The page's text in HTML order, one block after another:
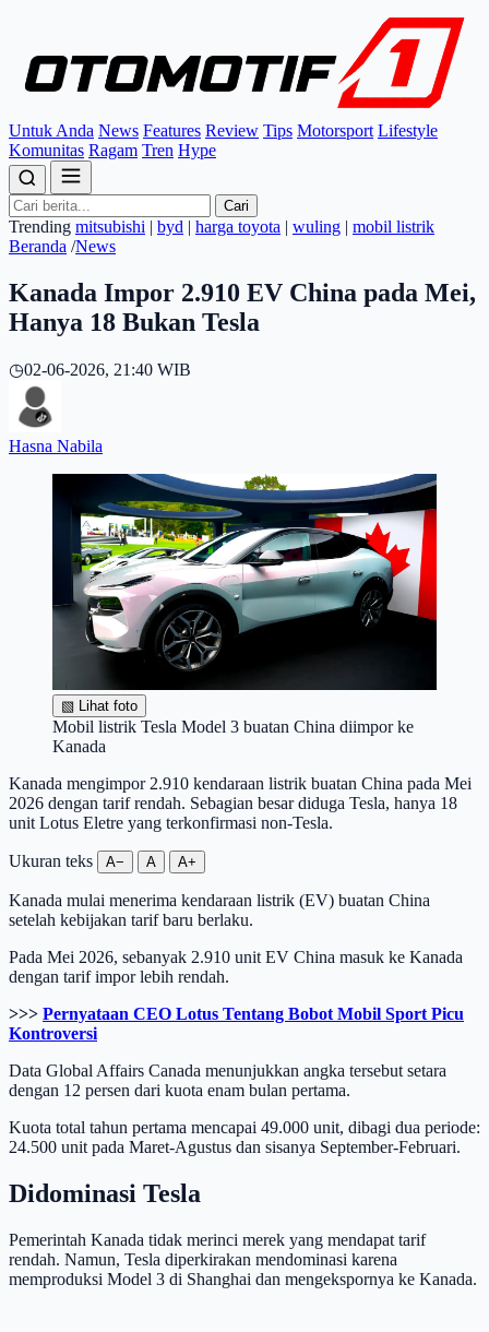
Untuk Anda News Features Review Tips Motorsport Lifestyle
Komunitas Ragam Tren Hype
Cari
Trending mitsubishi | byd | harga toyota | wuling | mobil listrik
Beranda /News
Kanada Impor 2.910 EV China pada Mei,
Hanya 18 Bukan Tesla
◷02-06-2026, 21:40 WIB
Hasna Nabila
▧ Lihat foto
Mobil listrik Tesla Model 3 buatan China diimpor ke
Kanada
Kanada mengimpor 2.910 kendaraan listrik buatan China pada Mei
2026 dengan tarif rendah. Sebagian besar diduga Tesla, hanya 18
unit Lotus Eletre yang terkonfirmasi non-Tesla.
Ukuran teks A− A A+
Kanada mulai menerima kendaraan listrik (EV) buatan China
setelah kebijakan tarif baru berlaku.
Pada Mei 2026, sebanyak 2.910 unit EV China masuk ke Kanada
dengan tarif impor lebih rendah.
>>> Pernyataan CEO Lotus Tentang Bobot Mobil Sport Picu
Kontroversi
Data Global Affairs Canada menunjukkan angka tersebut setara
dengan 12 persen dari kuota enam bulan pertama.
Kuota total tahun pertama mencapai 49.000 unit, dibagi dua periode:
24.500 unit pada Maret-Agustus dan sisanya September-Februari.
Didominasi Tesla
Pemerintah Kanada tidak merinci merek yang mendapat tarif
rendah. Namun, Tesla diperkirakan mendominasi karena
memproduksi Model 3 di Shanghai dan mengekspornya ke Kanada.